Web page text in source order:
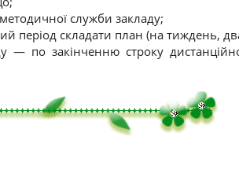
служби закладу;
період складати план (на тиждень,
— по закінченню строку